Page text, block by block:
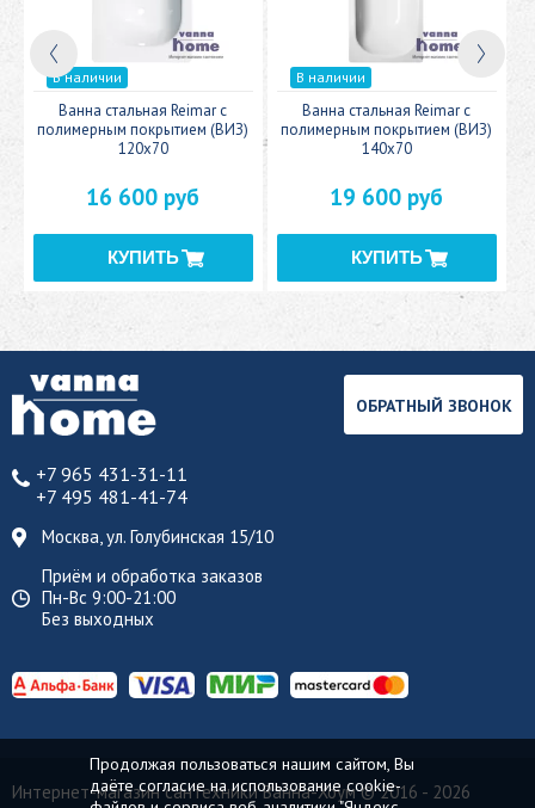
В наличии
Ванна стальная Reimar с
полимерным покрытием (ВИЗ)
120x70
16 600 руб
В наличии
Ванна стальная Reimar с
полимерным покрытием (ВИЗ)
140x70
19 600 руб
+7 965 431-31-11
+7 495 481-41-74
Москва, ул. Голубинская 15/10
Приём и обработка заказов
Пн-Вс 9:00-21:00
Без выходных
ОБРАТНЫЙ ЗВОНОК
Интернет-магазин сантехники Ванна-Хоум© 2016 - 2026
Продолжая пользоваться нашим сайтом, Вы
даёте согласие на использование cookie-